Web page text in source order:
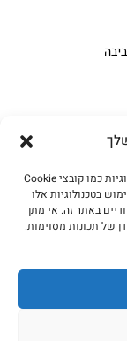
כדי לספק את החוויה הטובה ביותר, אנו משתמשים בטכנולוגיות כמו קובצי Cookie
בטכנולוגיות אלו
באתר זה. אי מתן
של תכונות מסוימות.